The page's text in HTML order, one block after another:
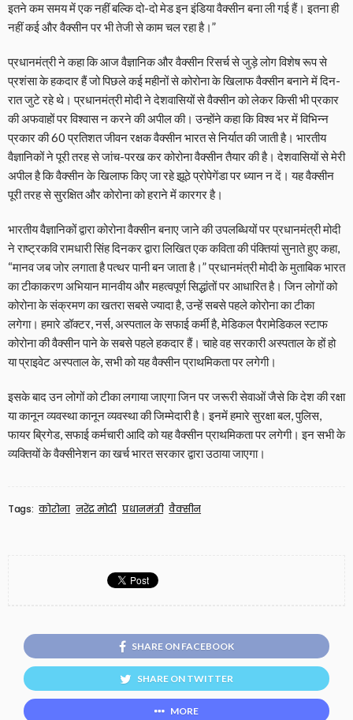
इतने कम समय में एक नहीं बल्कि दो-दो मेड इन इंडिया वैक्सीन बना ली गई हैं। इतना ही
नहीं कई और वैक्सीन पर भी तेजी से काम चल रहा है।”
प्रधानमंत्री ने कहा कि आज वैज्ञानिक और वैक्सीन रिसर्च से जुड़े लोग विशेष रूप से
प्रशंसा के हकदार हैं जो पिछले कई महीनों से कोरोना के खिलाफ वैक्सीन बनाने में दिन-
रात जुटे रहे थे। प्रधानमंत्री मोदी ने देशवासियों से वैक्सीन को लेकर किसी भी प्रकार
की अफवाहों पर विश्वास न करने की अपील की। उन्होंने कहा कि विश्व भर में विभिन्न
प्रकार की 60 प्रतिशत जीवन रक्षक वैक्सीन भारत से निर्यात की जाती है। भारतीय
वैज्ञानिकों ने पूरी तरह से जांच-परख कर कोरोना वैक्सीन तैयार की है। देशवासियों से मेरी
अपील है कि वैक्सीन के खिलाफ किए जा रहे झूठे प्रोपेगेंडा पर ध्यान न दें। यह वैक्सीन
पूरी तरह से सुरक्षित और कोरोना को हराने में कारगर है।
भारतीय वैज्ञानिकों द्वारा कोरोना वैक्सीन बनाए जाने की उपलब्धियों पर प्रधानमंत्री मोदी
ने राष्ट्रकवि रामधारी सिंह दिनकर द्वारा लिखित एक कविता की पंक्तियां सुनाते हुए कहा,
“मानव जब जोर लगाता है पत्थर पानी बन जाता है।” प्रधानमंत्री मोदी के मुताबिक भारत
का टीकाकरण अभियान मानवीय और महत्वपूर्ण सिद्धांतों पर आधारित है। जिन लोगों को
कोरोना के संक्रमण का खतरा सबसे ज्यादा है, उन्हें सबसे पहले कोरोना का टीका
लगेगा। हमारे डॉक्टर, नर्स, अस्पताल के सफाई कर्मी है, मेडिकल पैरामेडिकल स्टाफ
कोरोना की वैक्सीन पाने के सबसे पहले हकदार हैं। चाहे वह सरकारी अस्पताल के हों हो
या प्राइवेट अस्पताल के, सभी को यह वैक्सीन प्राथमिकता पर लगेगी।
इसके बाद उन लोगों को टीका लगाया जाएगा जिन पर जरूरी सेवाओं जैसे कि देश की रक्षा
या कानून व्यवस्था कानून व्यवस्था की जिम्मेदारी है। इनमें हमारे सुरक्षा बल, पुलिस,
फायर ब्रिगेड, सफाई कर्मचारी आदि को यह वैक्सीन प्राथमिकता पर लगेगी। इन सभी के
व्यक्तियों के वैक्सीनेशन का खर्च भारत सरकार द्वारा उठाया जाएगा।
Tags: कोरोना नरेंद्र मोदी प्रधानमंत्री वैक्सीन
SHARE ON FACEBOOK
SHARE ON TWITTER
MORE